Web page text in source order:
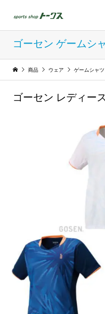
ゴーセン ゲームシ
商品 ウェア ゲームシャツ
ゴーセン レディー